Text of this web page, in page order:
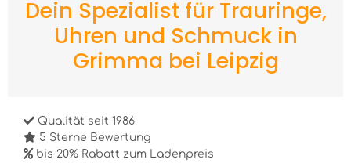
Dein Spezialist für Trauringe,
Uhren und Schmuck in
Grimma bei Leipzig
Qualität seit 1986
5 Sterne Bewertung
bis 20% Rabatt zum Ladenpreis